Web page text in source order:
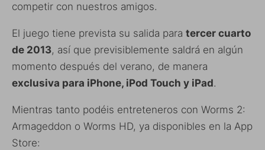
competir con nuestros amigos.
El juego tiene prevista su salida para tercer cuarto
de 2013, así que previsiblemente saldrá en algún
momento después del verano, de manera
exclusiva para iPhone, iPod Touch y iPad.
Mientras tanto podéis entreteneros con Worms 2:
Armageddon o Worms HD, ya disponibles en la App
Store: